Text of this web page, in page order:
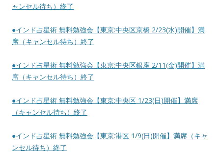
ャンセル待ち）終了
●インド占星術 無料勉強会【東京:中央区京橋 2/23(水)開催】満
席（キャンセル待ち）終了
●インド占星術 無料勉強会【東京:中央区銀座 2/11(金)開催】満
席（キャンセル待ち）終了
●インド占星術 無料勉強会【東京:中央区 1/23(日)開催】満席
（キャンセル待ち）終了
●インド占星術 無料勉強会【東京:港区 1/9(日)開催】満席（キャ
ンセル待ち）終了